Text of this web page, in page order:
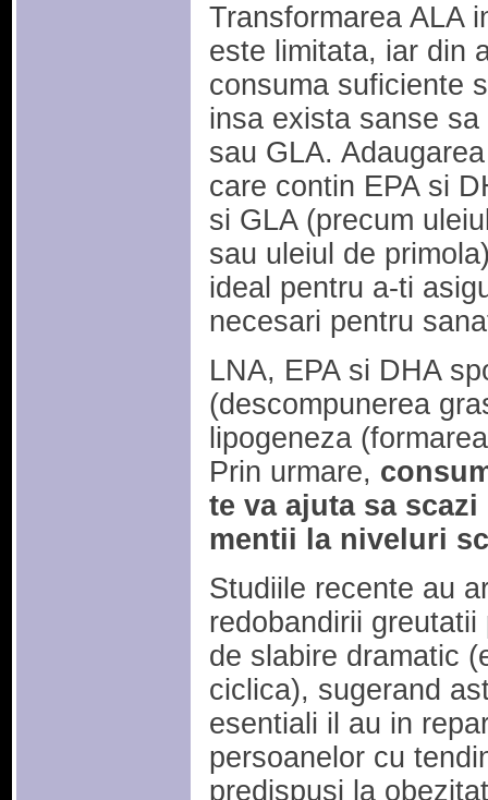
Transformarea ALA
este limitata, iar din
consuma suficiente
insa exista sanse
sau GLA.
care contin EPA si
si GLA (precum
sau uleiul de
ideal pentru a-ti
necesari pentru
LNA, EPA si DHA
(descompunerea
lipogeneza
Prin urmare,
te va ajuta sa
mentii la niveluri
Studiile recente au
redobandirii
de slabire dramatic
ciclica), sugerand
esentiali il au in
persoanelor cu
predispusi la